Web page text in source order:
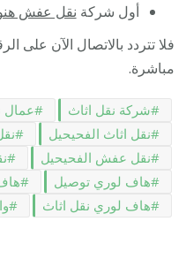
أول شركة نقل عفش
مباشرة.
شركة نقل اثاث عمال
نقل اثاث الفحيحيل
نقل عفش الفحيحيل
هاف لوري توصيل
هاف لوري نقل اثاث